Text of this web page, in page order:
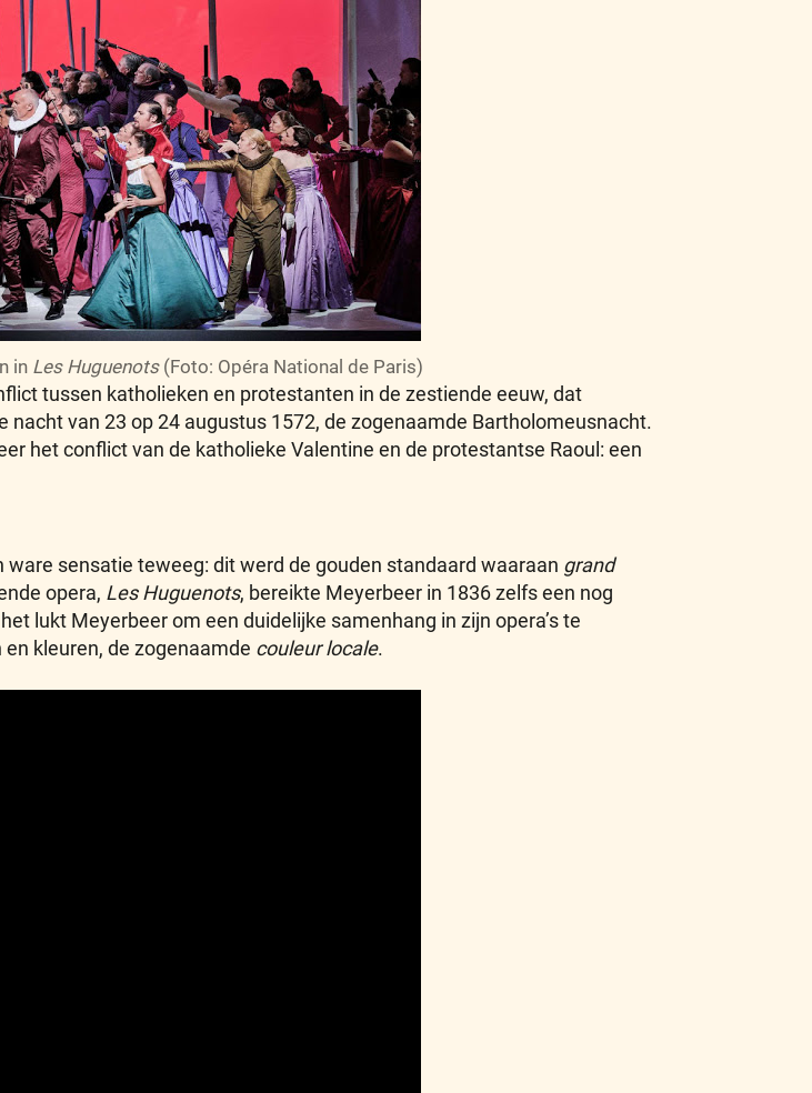
in Les Huguenots(Foto: Opéra National de Paris)
tussen katholieken en protestanten in de zestiende eeuw, dat
van 23 op 24 augustus 1572, de zogenaamde Bartholomeusnacht.
het conflict van de katholieke Valentine en de protestantse Raoul: een
ware sensatie teweeg: dit werd de gouden standaard waaraan grand
opera, Les Huguenots, bereikte Meyerbeer in 1836 zelfs een nog
lukt Meyerbeer om een duidelijke samenhang in zijn opera’s te
kleuren, de zogenaamde couleur locale.